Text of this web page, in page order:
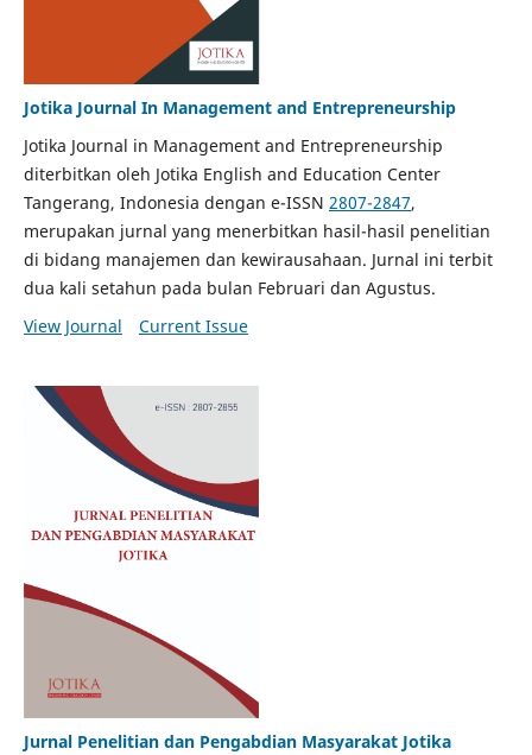
Jotika Journal In Management and Entrepreneurship
Jotika Journal in Management and Entrepreneurship
diterbitkan oleh Jotika English and Education Center
Tangerang, Indonesia dengan e-ISSN 2807-2847,
merupakan jurnal yang menerbitkan hasil-hasil penelitian
di bidang manajemen dan kewirausahaan. Jurnal ini terbit
dua kali setahun pada bulan Februari dan Agustus.
View Journal
Current Issue
Jurnal Penelitian dan Pengabdian Masyarakat Jotika